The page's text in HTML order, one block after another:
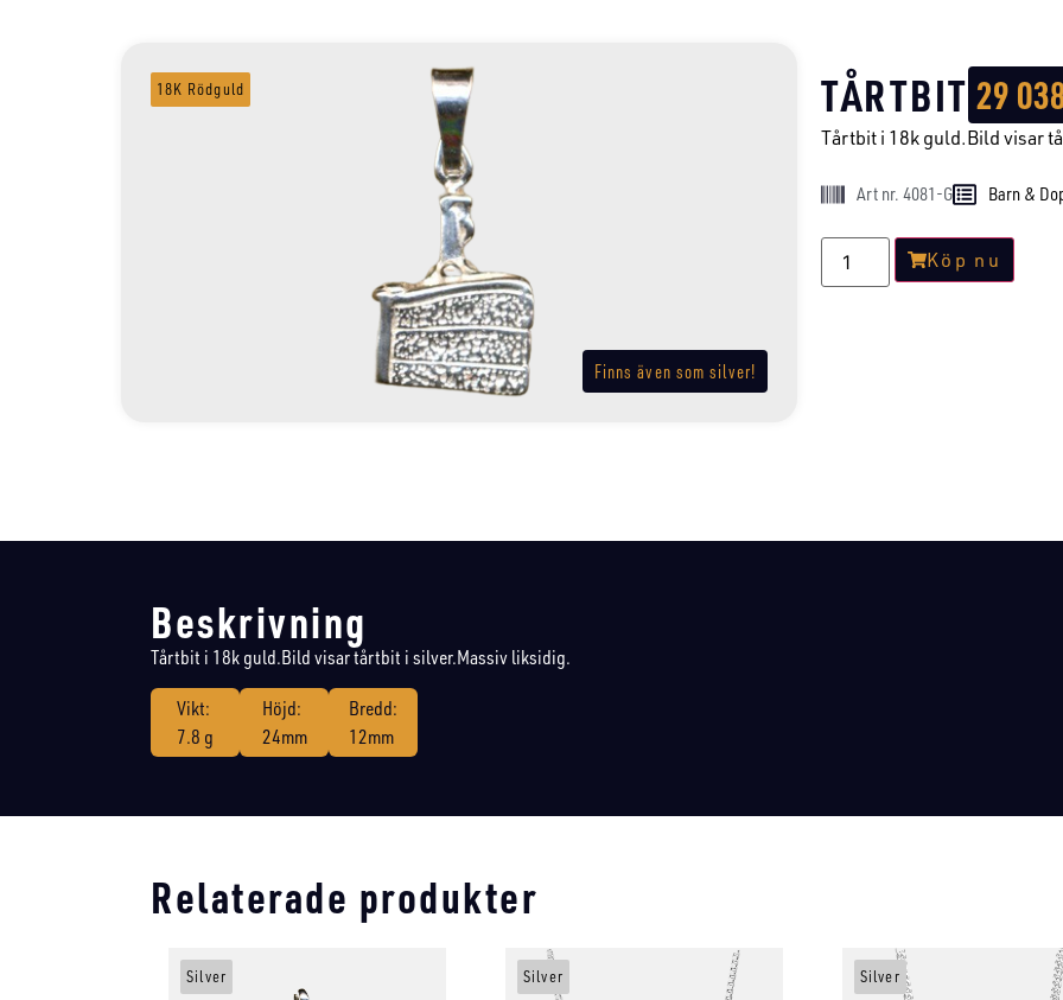
Finns även som silver!
18K Rödguld TÅRTBIT 29
Tårtbit i 18k guld.Bild visar
Art nr. 4081-G Barn &
Köp nu
Beskrivning
Tårtbit i 18k guld.Bild visar tårtbit i silver.Massiv liksidig.
Vikt:
7.8 g
Höjd:
24mm
Bredd:
12mm
Relaterade produkter
Silver Silver Silver